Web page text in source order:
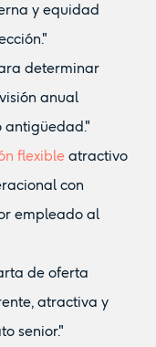
y equidad
determinar
anual
antigüedad."
flexibleatractivo
con
empleado al
de oferta
atractiva y
senior."